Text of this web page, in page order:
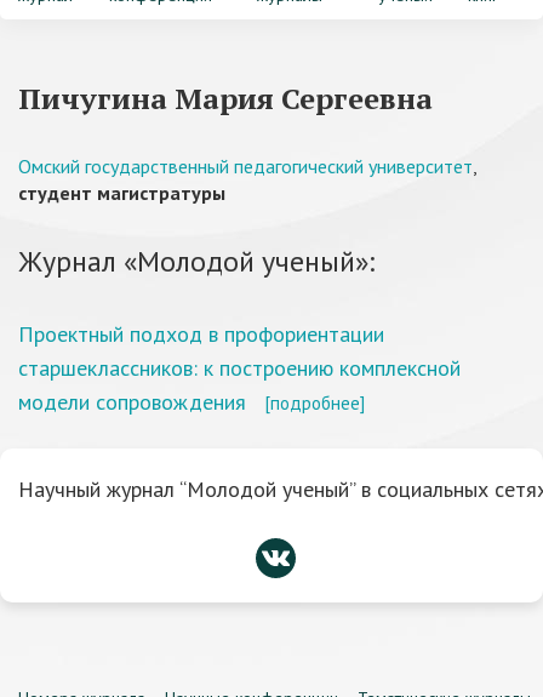
Пичугина Мария Сергеевна
Омский государственный педагогический университет,
студент магистратуры
Журнал «Молодой ученый»:
Проектный подход в профориентации
старшеклассников: к построению комплексной
модели сопровождения
[подробнее]
Научный журнал “Молодой ученый” в социальных